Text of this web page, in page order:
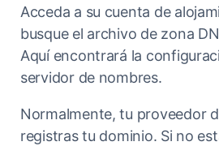
Acceda a su cuenta de
busque el archivo de zona
Aquí encontrará la
servidor de nombres.
Normalmente, tu proveedor
registras tu dominio. Si no